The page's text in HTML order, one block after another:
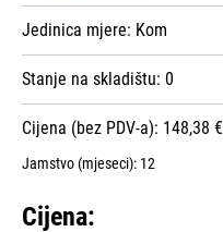
Jedinica mjere: Kom
Stanje na skladištu: 0
Cijena (bez PDV-a): 148,38 €
Jamstvo (mjeseci): 12
Cijena: